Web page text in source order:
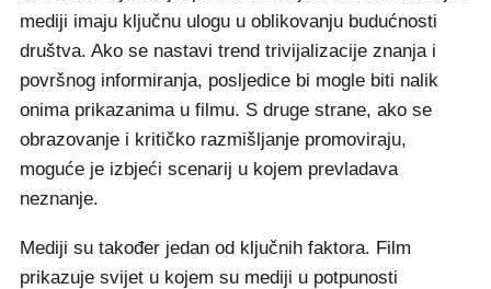
mediji imaju ključnu ulogu u oblikovanju budućnosti
društva. Ako se nastavi trend trivijalizacije znanja i
površnog informiranja, posljedice bi mogle biti nalik
onima prikazanima u filmu. S druge strane, ako se
obrazovanje i kritičko razmišljanje promoviraju,
moguće je izbjeći scenarij u kojem prevladava
neznanje.
Mediji su također jedan od ključnih faktora. Film
prikazuje svijet u kojem su mediji u potpunosti